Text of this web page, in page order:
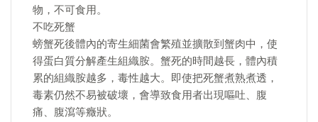
物，不可食用。
不吃死蟹
螃蟹死後體內的寄生細菌會繁殖並擴散到蟹肉中，使
得蛋白質分解產生組織胺。蟹死的時間越長，體內積
累的組織胺越多，毒性越大。即使把死蟹煮熟煮透，
毒素仍然不易被破壞，會導致食用者出現嘔吐、腹
痛、腹瀉等癥狀。